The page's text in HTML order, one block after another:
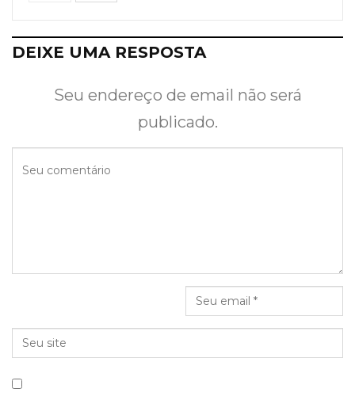
DEIXE UMA RESPOSTA
Seu endereço de email não será
publicado.